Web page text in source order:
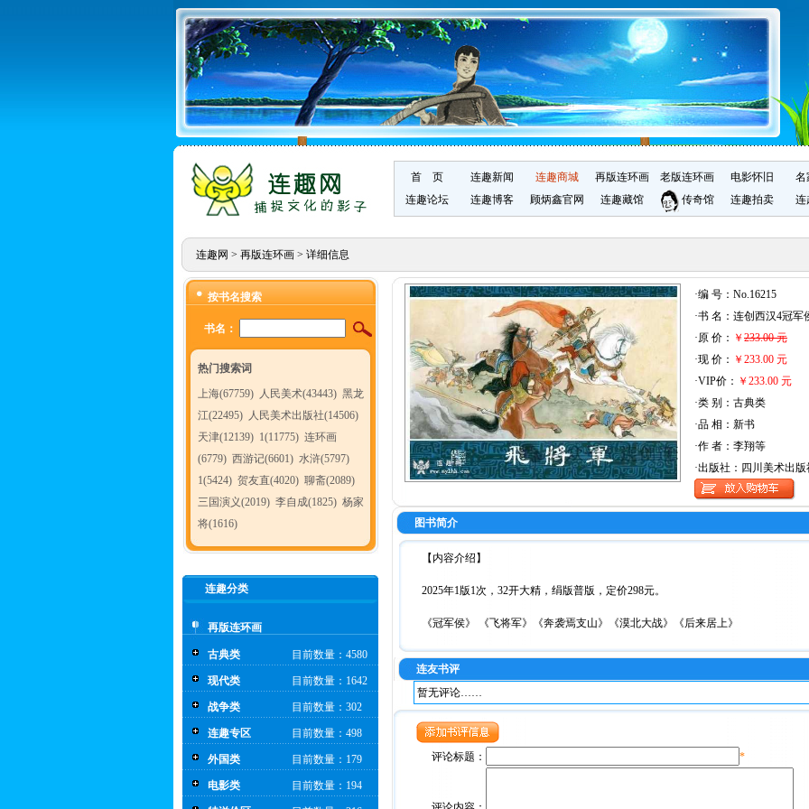
首 页 连趣新闻 连趣商城 再版连环画 老版连环画 电影怀旧
名
连趣论坛
连趣博客 顾炳鑫官网 连趣藏馆 传奇馆 连趣拍卖 连
连趣网 > 再版连环画> 详细信息
按书名搜索
书名：
热门搜索词
上海(67759) 人民美术(43443) 黑龙
江(22495) 人民美术出版社(14506)
天津(12139) 1(11775) 连环画
(6779) 西游记(6601) 水浒(5797)
1(5424) 贺友直(4020) 聊斋(2089)
三国演义(2019) 李自成(1825) 杨家
将(1616)
连趣分类
再版连环画
古典类 目前数量：4580
现代类 目前数量：1642
战争类 目前数量：302
连趣专区 目前数量：498
外国类 目前数量：179
电影类 目前数量：194
·编 号：No.16215
·书 名：连创西汉4冠
·原 价： ￥ 233.00 元
·现 价： ￥233.00 元
·VIP价： ￥233.00 元
·类 别：古典类
·品 相：新书
·作 者：李翔等
·出版社：四川美术出版
图书简介
【内容介绍】
2025年1版1次，32开大精，绢版普版，定价298元。
《冠军侯》 《飞将军》《奔袭焉支山》《漠北大战》《后来居上》
连友书评
暂无评论……
评论标题： *